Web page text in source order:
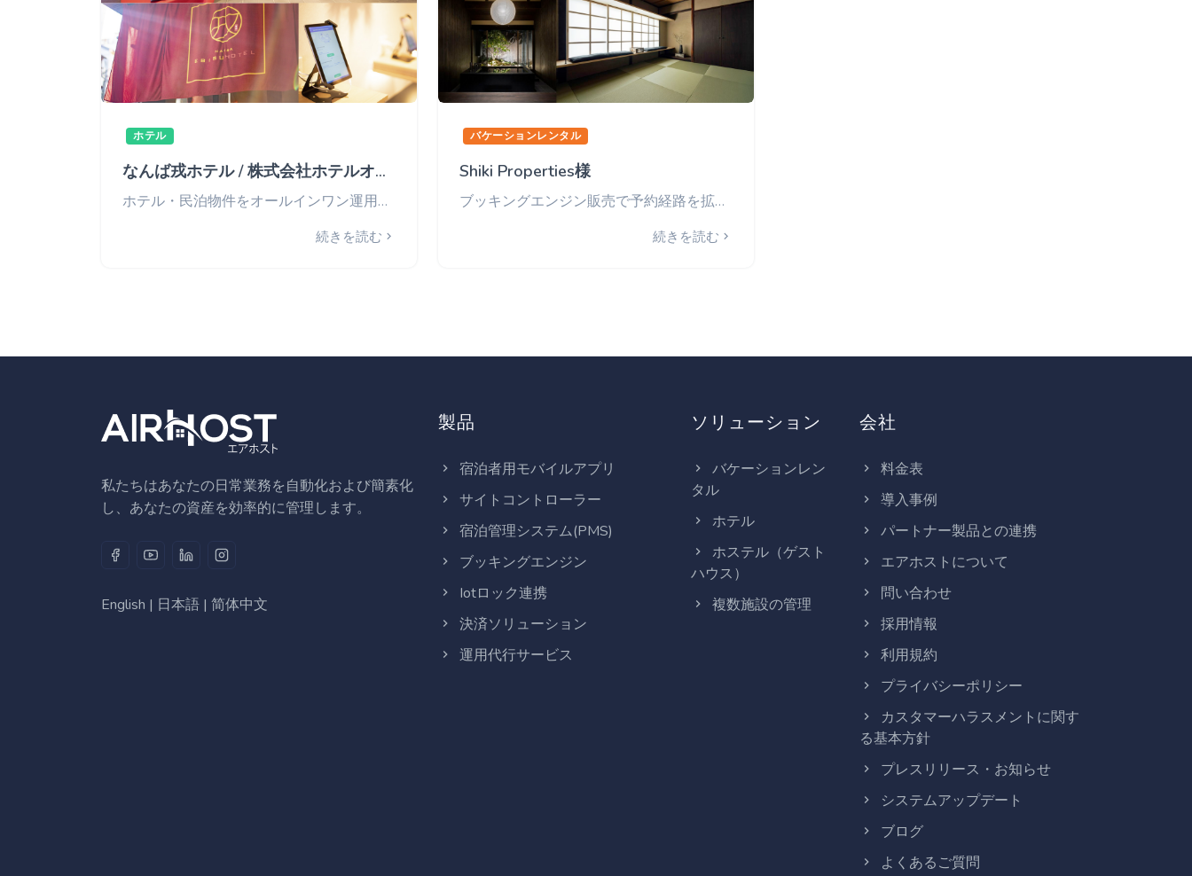
ホテル
なんば戎ホテル / 株式会社ホテルオーシャン
ホテル・民泊物件をオールインワン運用管理。無人・省人化したチェックインが大盛況。
続きを読む
バケーションレンタル
Shiki Properties様
ブッキングエンジン販売で予約経路を拡大。直予約・コンバージョン率が向上。
続きを読む
私たちはあなたの日常業務を自動化および簡素化
し、あなたの資産を効率的に管理します。
English | 日本語 | 简体中文
製品
宿泊者用モバイルアプリ
サイトコントローラー
宿泊管理システム(PMS)
ブッキングエンジン
Iotロック連携
決済ソリューション
運用代行サービス
ソリューション
バケーションレン
タル
ホテル
ホステル（ゲスト
ハウス）
複数施設の管理
会社
料金表
導入事例
パートナー製品との連携
エアホストについて
問い合わせ
採用情報
利用規約
プライバシーポリシー
カスタマーハラスメントに関す
る基本方針
プレスリリース・お知らせ
システムアップデート
ブログ
よくあるご質問